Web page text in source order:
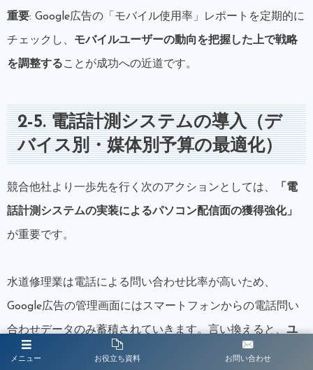
重要: Google広告の「モバイル使用率」レポートを定期的に
チェックし、 モバイルユーザーの動向を把握した上で戦略
を調整することが成功への近道です。
2-5. 電話計測システムの導入（デ
バイス別・媒体別予算の最適化）
競合他社より一歩先を行く次のアクションとしては、 「電
話計測システムの実装によるパソコン配信面の獲得強化」
が重要です。
水道修理業は電話による問い合わせ比率が高いため、
Google広告の管理画面にはスマートフォンからの電話問い
合わせデータのみ蓄積されていきます。言い換えると、ユ
ーザーがパソコン経由でサイトの電話番号を見て電話した
メニュー お役立ち資料 お問い合わせ